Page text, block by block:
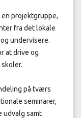
projektgruppe,
fra det lokale
undervisere.
at drive og
på tværs
seminarer,
udvalg samt